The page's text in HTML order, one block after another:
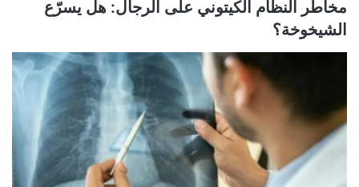
مخاطر النظام الكيتوني على الرجال: هل يسرّع
الشيخوخة؟